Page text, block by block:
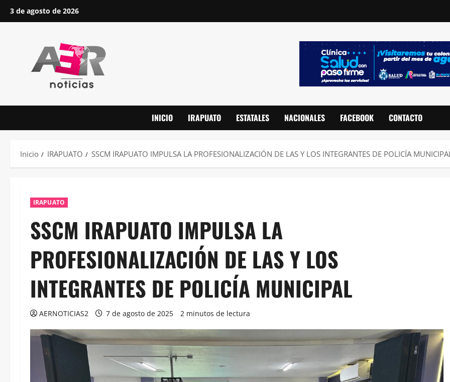
Saltar3 de agosto de 2026
INICIO IRAPUATO ESTATALES NACIONALES FACEBOOK CONTACTO
Inicio IRAPUATO SSCM IRAPUATO IMPULSA LA PROFESIONALIZACIÓN DE LAS Y LOS INTEGRANTES DE POLICÍA
IRAPUATO
SSCM IRAPUATO IMPULSA LA
PROFESIONALIZACIÓN DE LAS Y LOS
INTEGRANTES DE POLICÍA MUNICIPAL
AERNOTICIAS2 7 de agosto de 2025 2 minutos de lectura